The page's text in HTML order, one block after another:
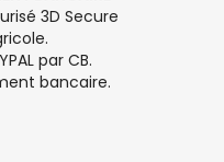
3D Secure
par CB.
bancaire.